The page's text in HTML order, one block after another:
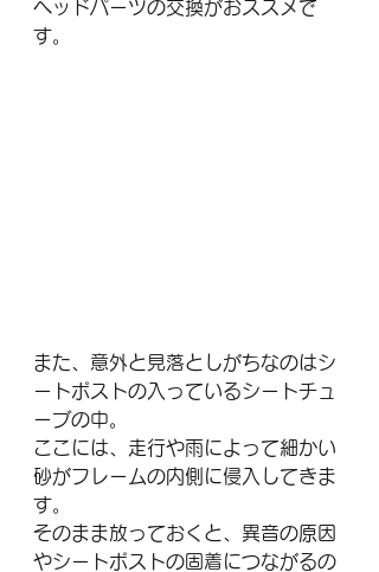
ヘッドパーツの交換がおススメで
す。
また、意外と見落としがちなのはシ
ートポストの入っているシートチュ
ーブの中。
ここには、走行や雨によって細かい
砂がフレームの内側に侵入してきま
す。
そのまま放っておくと、異音の原因
やシートポストの固着につながるの